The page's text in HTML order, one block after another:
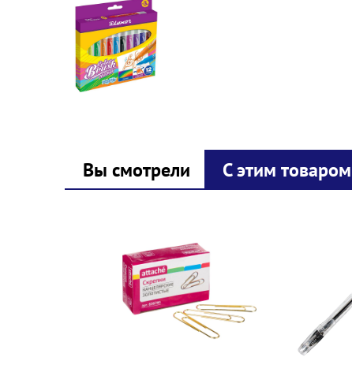
Вы смотрели С этим